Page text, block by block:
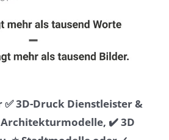
3D-Druck Dienstleister &
✔️ 3D